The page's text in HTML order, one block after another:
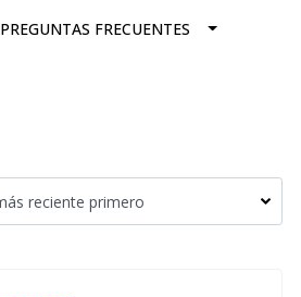
PREGUNTAS FRECUENTES